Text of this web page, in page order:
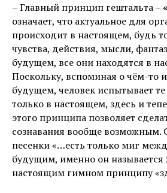
– Главный принцип гештальта –
означает, что актуальное для
происходит в настоящем, будь
чувства, действия, мысли,
будущем, все они находятся в
Поскольку, вспоминая о чём-то
будущем, человек испытывает
только в настоящем, здесь и
этого принципа позволяет
сознавания вообще возможным.
песенки «…есть только миг
будущим, именно он называется
настоящим гимном принципу